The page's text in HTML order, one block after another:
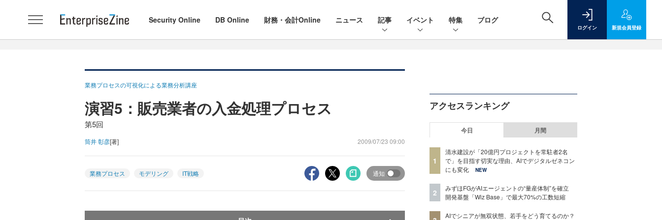
Security Online DB Online 財務・会計Online ニュース 記事 イベント 特集 ブログ
ログイン 新規会員登録
業務プロセスの可視化による業務分析講座
演習5：販売業者の入金処理プロセス
第5回
筒井 彰彦[著] 2009/07/23 09:00
業務プロセス モデリング IT戦略 通知
アクセスランキング
今日 月間
1
清水建設が「20億円プロジェクトを常駐者2名
で」を目指す切実な理由、AIでデジタルゼネコン
にも変化
NEW
2
みずほFGがAIエージェントの“量産体制”を確立
開発基盤「Wiz Base」で最大70%の工数短縮
AIでシニアが無双状態、若手をどう育てるのか？